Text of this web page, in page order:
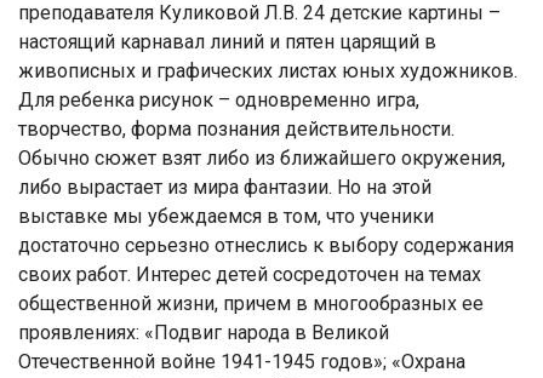
преподавателя Куликовой Л.В. 24 детские картины –
настоящий карнавал линий и пятен царящий в
живописных и графических листах юных художников.
Для ребенка рисунок – одновременно игра,
творчество, форма познания действительности.
Обычно сюжет взят либо из ближайшего окружения,
либо вырастает из мира фантазии. Но на этой
выставке мы убеждаемся в том, что ученики
достаточно серьезно отнеслись к выбору содержания
своих работ. Интерес детей сосредоточен на темах
общественной жизни, причем в многообразных ее
проявлениях: «Подвиг народа в Великой
Отечественной войне 1941-1945 годов»; «Охрана